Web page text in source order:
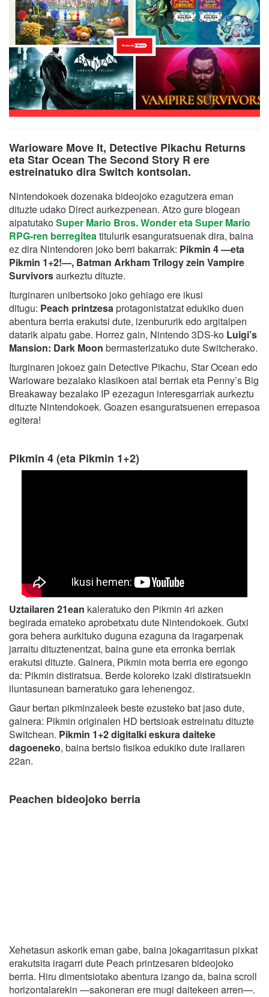
Warioware Move It, Detective Pikachu Returns
eta Star Ocean The Second Story R ere
estreinatuko dira Switch kontsolan.
Nintendokoek dozenaka bideojoko ezagutzera eman
dituzte udako Direct aurkezpenean. Atzo gure blogean
aipatutakoSuper Mario Bros. Wonder eta Super Mario
RPG-ren berregiteatitulurik esanguratsuenak dira, baina
ez dira Nintendoren joko berri bakarrak: Pikmin 4 —eta
Pikmin 1+2!—, Batman Arkham Trilogy zein Vampire
Survivorsaurkeztu dituzte.
Iturginaren unibertsoko joko gehiago ere ikusi
ditugu: Peach printzesaprotagonistatzat edukiko duen
abentura berria erakutsi dute, izenbururik edo argitalpen
datarik aipatu gabe. Horrez gain, Nintendo 3DS-ko Luigi’s
Mansion: Dark Moon bermasterizatuko dute Switcherako.
Iturginaren jokoez gain Detective Pikachu, Star Ocean edo
Warioware bezalako klasikoen atal berriak eta Penny’s Big
Breakaway bezalako IP ezezagun interesgarriak aurkeztu
dituzte Nintendokoek. Goazen esanguratsuenen errepasoa
egitera!
Pikmin 4 (eta Pikmin 1+2)
Uztailaren 21ean kaleratuko den Pikmin 4ri azken
begirada emateko aprobetxatu dute Nintendokoek. Gutxi
gora behera aurkituko duguna ezaguna da iragarpenak
jarraitu dituztenentzat, baina gune eta erronka berriak
erakutsi dituzte. Gainera, Pikmin mota berria ere egongo
da: Pikmin distiratsua. Berde koloreko izaki distiratsuekin
iluntasunean barneratuko gara lehenengoz.
Gaur bertan pikminzaleek beste ezusteko bat jaso dute,
gainera: Pikmin originalen HD bertsioak estreinatu dituzte
Switchean. Pikmin 1+2 digitalki eskura daiteke
dagoeneko, baina bertsio fisikoa edukiko dute irailaren
22an.
Peachen bideojoko berria
Xehetasun askorik eman gabe, baina jokagarritasun pixkat
erakutsita iragarri dute Peach printzesaren bideojoko
berria. Hiru dimentsiotako abentura izango da, baina scroll
horizontalarekin —sakoneran ere mugi daitekeen arren—.